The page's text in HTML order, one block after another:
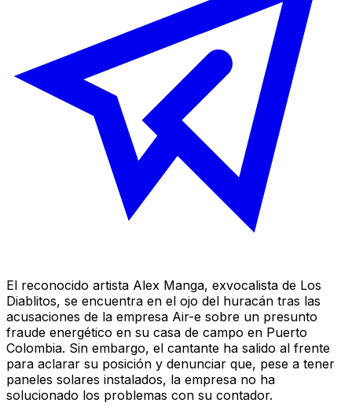
El reconocido artista Alex Manga, exvocalista de Los
Diablitos, se encuentra en el ojo del huracán tras las
acusaciones de la empresa Air-e sobre un presunto
fraude energético en su casa de campo en Puerto
Colombia. Sin embargo, el cantante ha salido al frente
para aclarar su posición y denunciar que, pese a tener
paneles solares instalados, la empresa no ha
solucionado los problemas con su contador.